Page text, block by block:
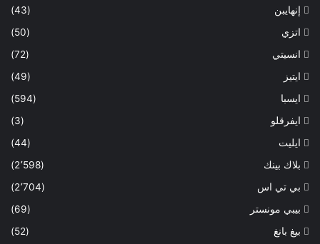
إنهايبن
(43)
اتزي
(50)
انسيتي
(72)
ايتيز
(49)
ايسبا
(594)
ايفرقلو
(3)
ايليت
(44)
بلاك بينك
(2٬598)
بي تي اس
(2٬704)
بيبي مونستر
(69)
بيغ بانغ
(52)